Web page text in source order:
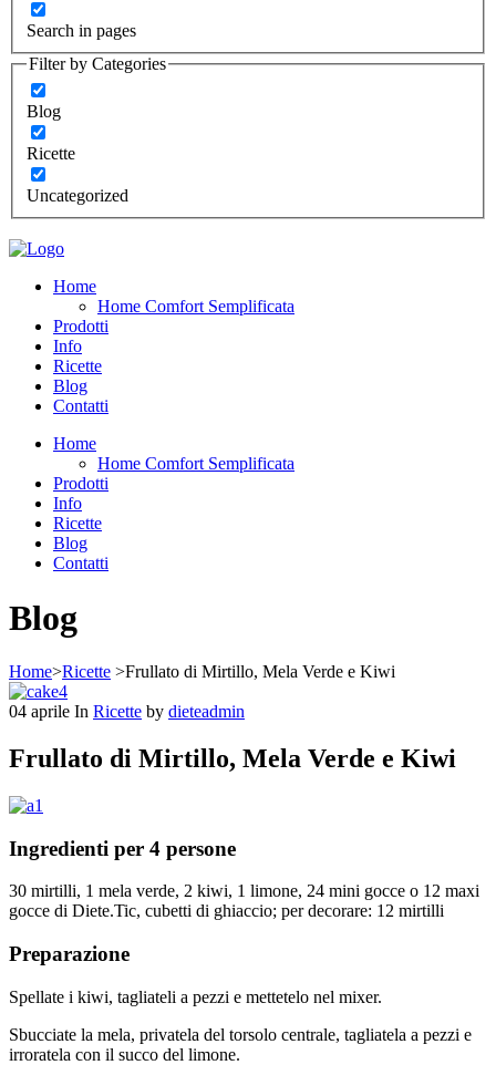
Search in pages
Filter by Categories
Blog
Ricette
Uncategorized
Home
Home Comfort Semplificata
Prodotti
Info
Ricette
Blog
Contatti
Home
Home Comfort Semplificata
Prodotti
Info
Ricette
Blog
Contatti
Blog
Home>Ricette >Frullato di Mirtillo, Mela Verde e Kiwi
04 aprile In Ricette by dieteadmin
Frullato di Mirtillo, Mela Verde e Kiwi
Ingredienti per 4 persone
30 mirtilli, 1 mela verde, 2 kiwi, 1 limone, 24 mini gocce o 12 maxi
gocce di Diete.Tic, cubetti di ghiaccio; per decorare: 12 mirtilli
Preparazione
Spellate i kiwi, tagliateli a pezzi e mettetelo nel mixer.
Sbucciate la mela, privatela del torsolo centrale, tagliatela a pezzi e
irroratela con il succo del limone.